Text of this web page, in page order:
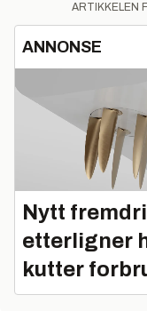
ARTIKKELEN
ANNONSE
Nytt
etterligner
kutter